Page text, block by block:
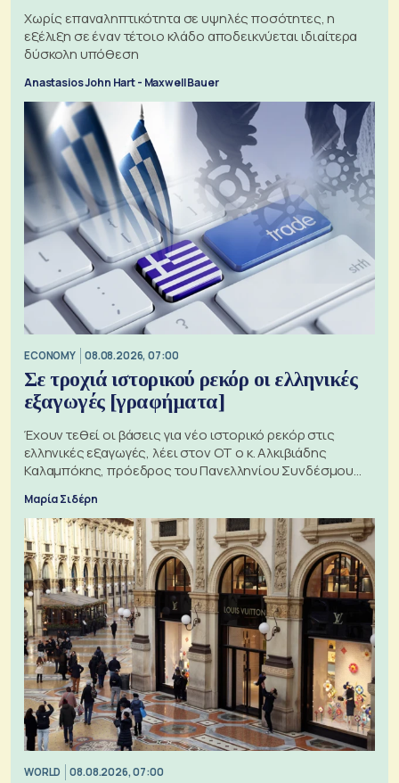
Χωρίς επαναληπτικότητα σε υψηλές ποσότητες, η
εξέλιξη σε έναν τέτοιο κλάδο αποδεικνύεται ιδιαίτερα
δύσκολη υπόθεση
Anastasios John Hart - Maxwell Bauer
ECONOMY 08.08.2026, 07:00
Σε τροχιά ιστορικού ρεκόρ οι ελληνικές
εξαγωγές [γραφήματα]
Έχουν τεθεί οι βάσεις για νέο ιστορικό ρεκόρ στις
ελληνικές εξαγωγές, λέει στον ΟΤ ο κ. Αλκιβιάδης
Καλαμπόκης, πρόεδρος του Πανελληνίου Συνδέσμου
Μαρία Σιδέρη
WORLD 08.08.2026, 07:00